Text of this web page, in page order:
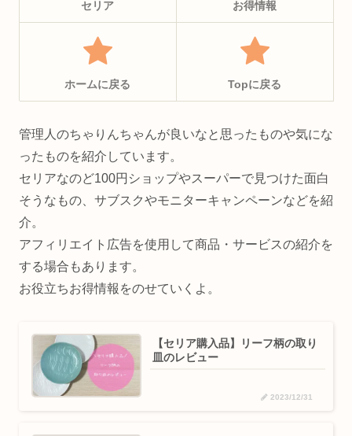
セリア お得情報
ホームに戻る Topに戻る
管理人のちゃりんちゃんが良いなと思ったものや気にな
ったものを紹介しています。
セリアなのど100円ショップやスーパーで見つけた面白
そうなもの、サブスクやモニターキャンペーンなどを紹
介。
アフィリエイト広告を使用して商品・サービスの紹介を
する場合もあります。
お役立ちお得情報をのせていくよ。
【セリア購入品】リーフ柄の取り
皿のレビュー
2023/12/31